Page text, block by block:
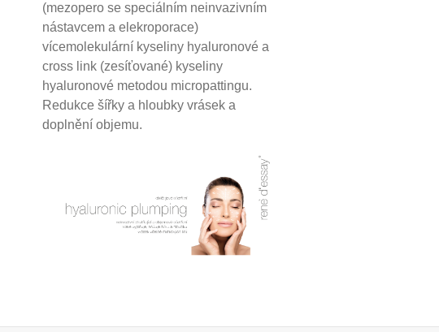
(mezopero se speciálním neinvazivním
nástavcem a elekroporace)
vícemolekulární kyseliny hyaluronové a
cross link (zesíťované) kyseliny
hyaluronové metodou micropattingu.
Redukce šířky a hloubky vrásek a
doplnění objemu.